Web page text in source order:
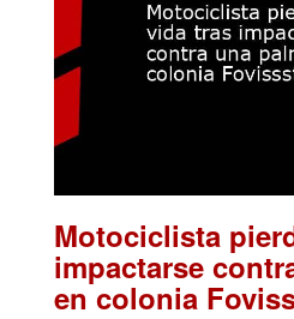
Motociclista
impactarse
en colonia